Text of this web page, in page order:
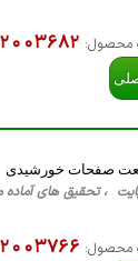
محصول: 2003682
صفحات خورشیدی
0 کیلو بایت ، تحقیق های
محصول: 2003766